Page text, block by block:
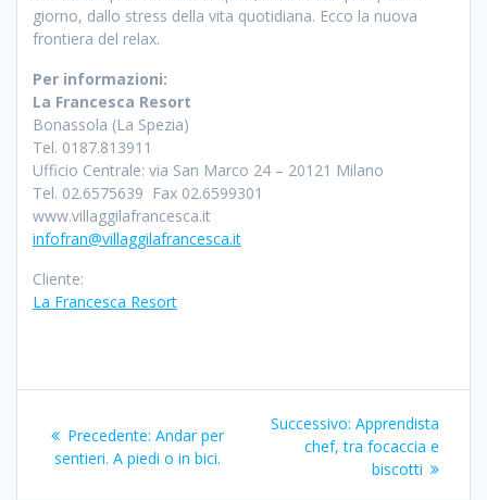
giorno, dallo stress della vita quotidiana. Ecco la nuova
frontiera del relax.
Per informazioni:
La Francesca Resort
Bonassola (La Spezia)
Tel. 0187.813911
Ufficio Centrale: via San Marco 24 – 20121 Milano
Tel. 02.6575639 Fax 02.6599301
www.villaggilafrancesca.it
infofran@villaggilafrancesca.it
Cliente:
La Francesca Resort
articoli
Precedente: Articolo
precedente:
Andar per
sentieri. A piedi o in bici.
Successivo: Articolo
successivo:
Apprendista
chef, tra focaccia e
biscotti